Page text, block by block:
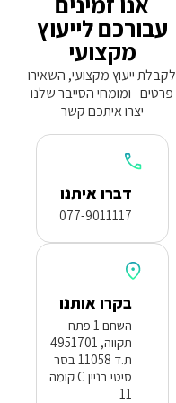
עבורכם לייעוץ
מקצועי
לקבלת ייעוץ מקצועי, השאירו
פרטים ומומחי הסייבר שלנו
יצרו איתכם קשר
דברו איתנו
077-9011117
בקרו אותנו
השחם 1 פתח
תקווה, 4951701
ת.ד 11058 בסר
סיטי בניין C קומה
11